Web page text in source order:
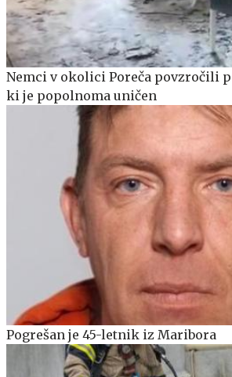
Nemci v okolici Poreča povzročili
ki je popolnoma uničen
Pogrešan je 45-letnik iz Maribora